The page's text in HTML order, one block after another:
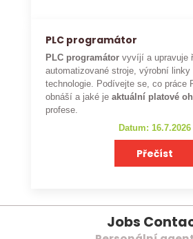
PLC programátor
PLC programátor vyvíjí a upravuje
automatizované stroje, výrobní linky
technologie. Podívejte se, co práce
obnáší a jaké je aktuální platové
profese.
Datum: 16.7.2026
Přečíst
Jobs